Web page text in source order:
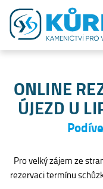
ONLINE
ÚJEZD U
Pro velký zájem ze
rezervaci termínu